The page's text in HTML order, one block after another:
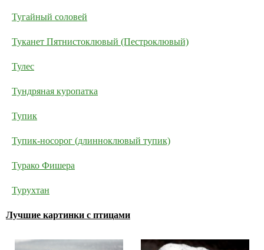
Тугайный соловей
Туканет Пятнистоклювый (Пестроклювый)
Тулес
Тундряная куропатка
Тупик
Тупик-носорог (длинноклювый тупик)
Турако Фишера
Турухтан
Лучшие картинки с птицами